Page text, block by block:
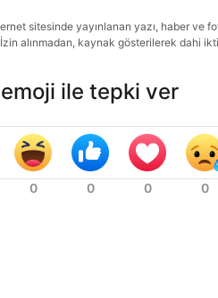
sitesinde yayınlanan yazı, haber ve
alınmadan, kaynak gösterilerek dahi
ile tepki ver